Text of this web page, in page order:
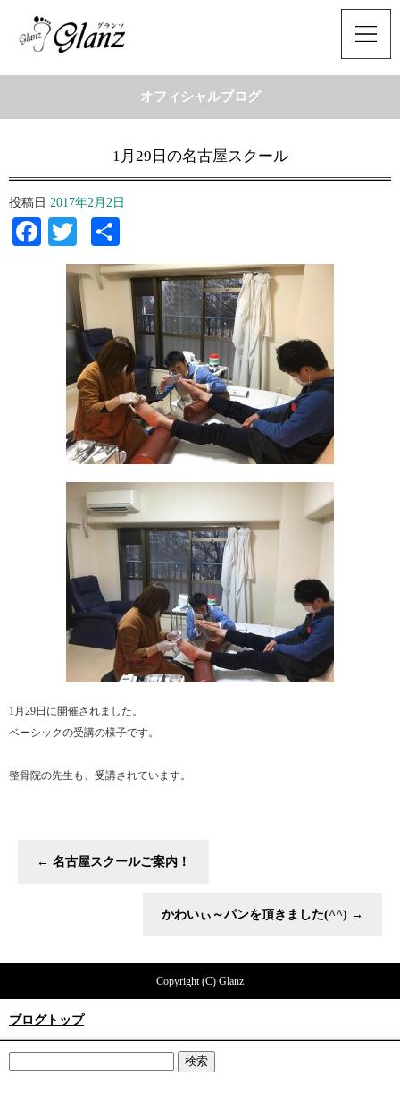
オフィシャルブログ
1月29日の名古屋スクール
投稿日 2017年2月2日
Facebook
Twitter
有
1月29日に開催されました。
ベーシックの受講の様子です。
整骨院の先生も、受講されています。
← 名古屋スクールご案内！
かわいぃ～パンを頂きました(^^) →
Copyright (C) Glanz
ブログトップ